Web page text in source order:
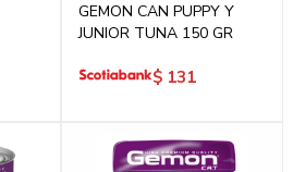
GEMON CAN PUPPY Y
JUNIOR TUNA 150 GR
$ 131